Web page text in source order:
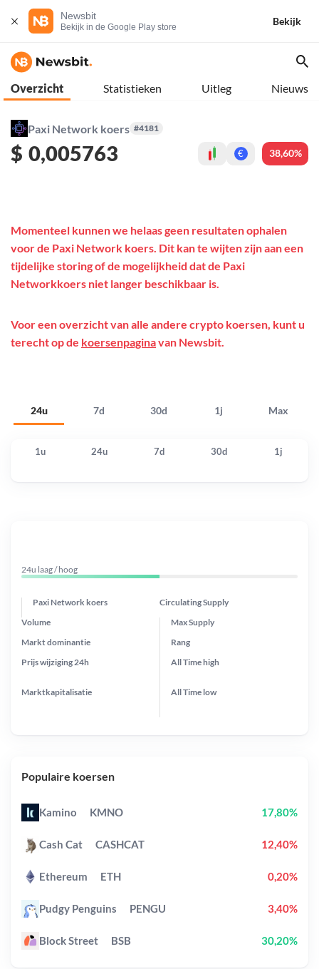
Newsbit
Bekijk in de Google Play store
Bekijk
Overzicht Statistieken Uitleg Nieuws
Paxi Network koers #4181
$ 0,005763 € 38,60%
24u 7d 30d 1j Max
Momenteel kunnen we helaas geen resultaten ophalen
voor de Paxi Network koers. Dit kan te wijten zijn aan een
tijdelijke storing of de mogelijkheid dat de Paxi
Networkkoers niet langer beschikbaar is.
Voor een overzicht van alle andere crypto koersen, kunt u
terecht op de koersenpaginavan Newsbit.
1u 24u 7d 30d 1j
24u laag / hoog
Paxi Network koers Circulating Supply
Prijs wijziging 24h
Max Supply
Markt dominantie
Marktkapitalisatie
Volume
Rang
All Timehigh
All Time low
Populaire koersen
Kamino KMNO 17,80%
Cash Cat CASHCAT 12,40%
Ethereum ETH 0,20%
Pudgy Penguins PENGU 3,40%
Block Street BSB 30,20%